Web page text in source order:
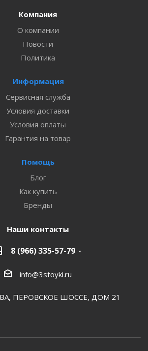
Компания
О компании
Новости
Политика
Информация
Сервисная служба
Условия доставки
Условия оплаты
Гарантия на товар
Помощь
Блог
Как купить
Бренды
Наши контакты
8 (966) 335-57-79
info@3stoyki.ru
ПЕРОВСКОЕ ШОССЕ, ДОМ 21